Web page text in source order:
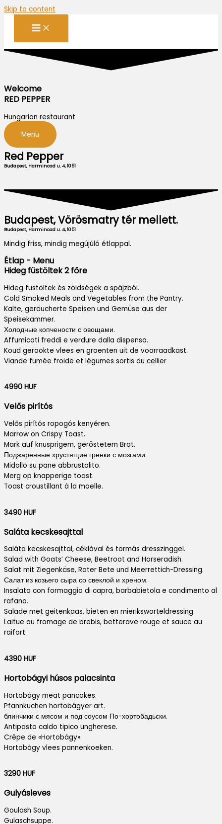
Skip to content
Welcome
RED PEPPER
Hungarian restaurant
Menu
Red Pepper
Budapest, Harmincad u. 4, 1051
Budapest, Vörösmatry tér mellett.
Budapest, Harmincad u. 4, 1051
Mindig friss, mindig megújúló étlappal.
Étlap - Menu
Hideg füstöltek 2 főre
Hideg füstöltek és zöldségek a spájzból.
Cold Smoked Meals and Vegetables from the Pantry.
Kalte, geräucherte Speisen und Gemüse aus der
Speisekammer.
Холодные копчености с овощами.
Affumicati freddi e verdure dalla dispensa.
Koud gerookte vlees en groenten uit de voorraadkast.
Viande fumée froide et légumes sortis du cellier
4990 HUF
Velős pirítós
Velős pirítós ropogós kenyéren.
Marrow on Crispy Toast.
Mark auf knusprigem, geröstetem Brot.
Поджаренные хрустящие гренки с мозгами.
Midollo su pane abbrustolito.
Merg op knapperige toast.
Toast croustillant à la moelle.
3490 HUF
Saláta kecskesajttal
Saláta kecskesajttal, céklával és tormás dresszinggel.
Salad with Goats’ Cheese, Beetroot and Horseradish.
Salat mit Ziegenkäse, Roter Bete und Meerrettich-Dressing.
Салат из козьего сыра со свеклой и хреном.
Insalata con formaggio di capra, barbabietola e condimento al
rafano.
Salade met geitenkaas, bieten en mieriksworteldressing.
Laitue au fromage de brebis, betterave rouge et sauce au
raifort.
4390 HUF
Hortobágyi húsos palacsinta
Hortobágy meat pancakes.
Pfannkuchen hortobágyer art.
блинчики с мясом и под соусом По-хортобадьски.
Antipasto caldo tipico ungherese.
Crêpe de «Hortobágy».
Hortobágy vlees pannenkoeken.
3290 HUF
Gulyásleves
Goulash Soup.
Gulaschsuppe.